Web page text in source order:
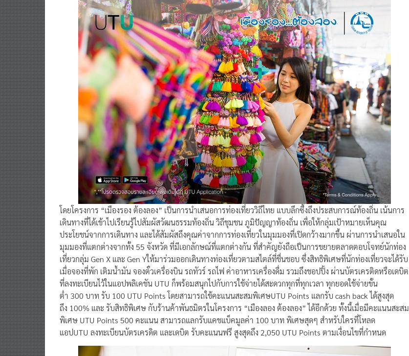
โดยโครงการ “เมืองรอง ต้องลอง” เป็นการนำเสนอการท่องเที่ยววิถีไทย แบบลึกซึ้งถึงประสบการณ์ท้องถิ่น เน้นการ
เดินทางที่ได้เข้าไปเรียนรู้ไปสัมผัสวัฒนธรรมท้องถิ่น วิถีชุมชน ภูมิปัญญาท้องถิ่น เพื่อให้กลุ่มเป้าหมายเห็นคุณ
ประโยชน์จากการเดินทาง และได้สัมผัสถึงคุณค่าจากการท่องเที่ยวในมุมมองที่เปิดกว้างมากขึ้น ผ่านการนำเสนอใน
มุมมองที่แตกต่างจากทั้ง 55 จังหวัด ที่มีเอกลักษณ์ที่แตกต่างกัน ที่สำคัญยังถือเป็นการขยายตลาดตอบโจทย์นักท่อง
เที่ยวกลุ่ม Gen X และ Gen Yให้มาร่วมออกเดินทางท่องเที่ยวตามสไตล์ที่ชื่นชอบ ซึ่งสิทธิพิเศษที่นักท่องเที่ยวจะได้รับ
เมื่อจองที่พัก เติมน้ำมัน จองตั๋วเครื่องบิน รถทัวร์ รถไฟ ค่าอาหารเครื่องดื่ม รวมถึงชอปปิ้ง ผ่านบัตรเครติดหรือเดบิต
ที่ลงทะเบียนไว้ในแอปพลิเคชัน UTU ก็พร้อมสนุกไปกับการใช้จ่ายได้สะดวกทุกที่ทุกเวลา ทุกยอดใช้จ่ายขั้น
ต่ำ 300 บาท รับ 100 UTU Points โดยสามารถใช้คะแนนสะสมพิเศษUTU Points แลกรับ cash back ได้สูงสุด
ถึง 100% และ รับสิทธิพิเศษ กับร้านค้าพันธมิตรในโครงการ “เมืองลอง ต้องลอง” ได้อีกด้วย ทั้งนี้เมื่อมีคะแนนสะสม
พิเศษ UTU Points 500 คะแนน สามารถแลกรับแคชแบ็คมูลค่า 100 บาท พิเศษสุดๆ สำหรับใครที่โหลด
แอปUTU ลงทะเบียนบัตรเครดิต และเดบิต รับคะแนนฟรี สูงสุดถึง 2,050 UTU Points ตามเงื่อนไขที่กำหนด